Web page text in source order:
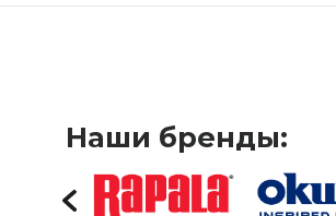
Наши бренды: